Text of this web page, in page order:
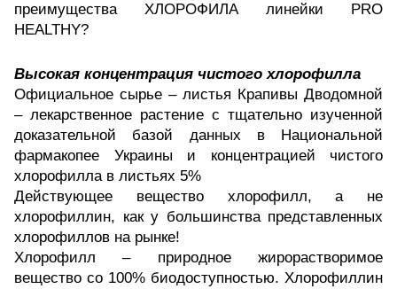
преимущества ХЛОРОФИЛА линейки PRO
HEALTHY?
Высокая концентрация чистого хлорофилла
Официальное сырье – листья Крапивы Дводомной
– лекарственное растение с тщательно изученной
доказательной базой данных в Национальной
фармакопее Украины и концентрацией чистого
хлорофилла в листьях 5%
Действующее вещество хлорофилл, а не
хлорофиллин, как у большинства представленных
хлорофиллов на рынке!
Хлорофилл – природное жирорастворимое
вещество со 100% биодоступностью. Хлорофиллин